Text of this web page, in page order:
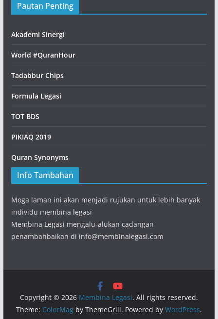
Pautan Penting
Akademi Sinergi
World #QuranHour
Tadabbur Chips
Formula Legasi
TOT BDS
PIKIAQ 2019
Quran Synonyms
Info Tambahan
Moga laman ini akan menjadi rujukan untuk lebih banyak
individu membina legasi
Membina Legasi mengalu-alukan cadangan
penambahbaikan di info@membinalegasi.com
Copyright © 2026 Membina Legasi. All rights reserved.
Theme: ColorMagby ThemeGrill. Powered by WordPress.